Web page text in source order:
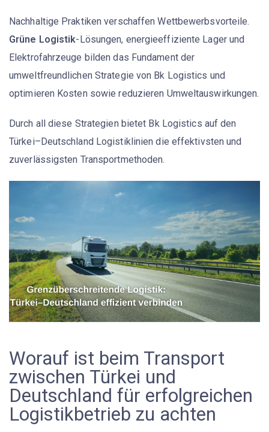
Nachhaltige Praktiken verschaffen Wettbewerbsvorteile.
Grüne Logistik-Lösungen, energieeffiziente Lager und
Elektrofahrzeuge bilden das Fundament der
umweltfreundlichen Strategie von Bk Logistics und
optimieren Kosten sowie reduzieren Umweltauswirkungen.
Durch all diese Strategien bietet Bk Logistics auf den
Türkei–Deutschland Logistiklinien die effektivsten und
zuverlässigsten Transportmethoden.
Worauf ist beim Transport
zwischen Türkei und
Deutschland für erfolgreichen
Logistikbetrieb zu achten